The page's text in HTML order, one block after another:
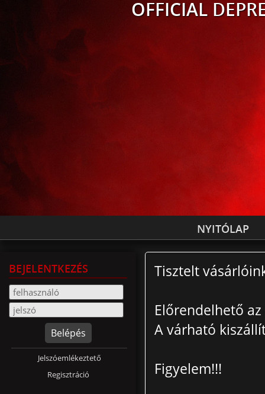
OFFICIAL
NYITÓLAP
BEJELENTKEZÉS
Belépés
Jelszóemlékeztető
Regisztráció
Tisztelt
Előrendelhető
A várható
Figyelem!!!